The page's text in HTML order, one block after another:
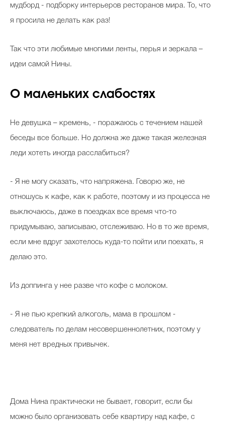
мудборд - подборку интерьеров ресторанов мира. То, что
я просила не делать как раз!
Так что эти любимые многими ленты, перья и зеркала –
идеи самой Нины.
О маленьких слабостях
Не девушка – кремень, - поражаюсь с течением нашей
беседы все больше. Но должна же даже такая железная
леди хотеть иногда расслабиться?
- Я не могу сказать, что напряжена. Говорю же, не
отношусь к кафе, как к работе, поэтому и из процесса не
выключаюсь, даже в поездках все время что-то
придумываю, записываю, отслеживаю. Но в то же время,
если мне вдруг захотелось куда-то пойти или поехать, я
делаю это.
Из доппинга у нее разве что кофе с молоком.
- Я не пью крепкий алкоголь, мама в прошлом -
следователь по делам несовершеннолетних, поэтому у
меня нет вредных привычек.
Дома Нина практически не бывает, говорит, если бы
можно было организовать себе квартиру над кафе, с